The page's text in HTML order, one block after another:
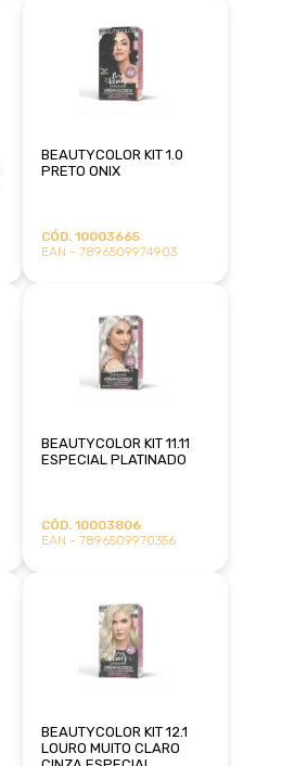
BEAUTYCOLOR KIT 1.0
PRETO ONIX
CÓD. 10003665
EAN - 7896509974903
BEAUTYCOLOR KIT 11.11
ESPECIAL PLATINADO
CÓD. 10003806
EAN - 7896509970356
BEAUTYCOLOR KIT 12.1
LOURO MUITO CLARO